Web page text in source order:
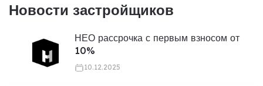
Новости застройщиков
НЕО рассрочка с первым взносом от
10%
10.12.2025